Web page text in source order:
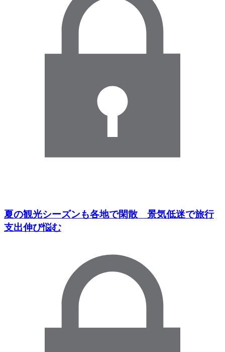
夏の観光シーズンも各地で閑散 景気低迷で旅行
支出伸び悩む